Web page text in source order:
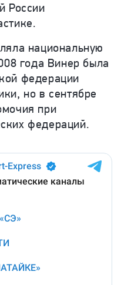
России
национальную
года Винер была
федерации
но в сентябре
при
федераций.